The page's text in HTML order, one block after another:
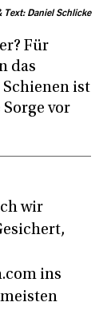
Text: Daniel Schlicke
Für
das
ist
vor
wir
ins